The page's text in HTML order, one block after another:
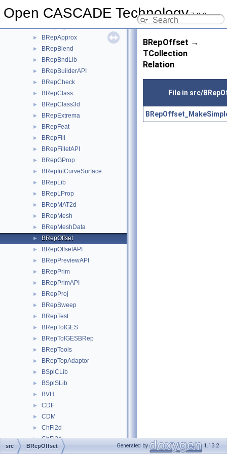
Open CASCADE Technology7.9.0
BRepAlgo
► BRepApprox
► BRepBlend
► BRepBndLib
► BRepBuilderAPI
► BRepCheck
► BRepClass
► BRepClass3d
► BRepExtrema
► BRepFeat
► BRepFill
► BRepFilletAPI
► BRepGProp
► BRepIntCurveSurface
► BRepLib
► BRepLProp
► BRepMAT2d
► BRepMesh
► BRepMeshData
► BRepOffset
► BRepOffsetAPI
► BRepPreviewAPI
► BRepPrim
► BRepPrimAPI
► BRepProj
► BRepSweep
► BRepTest
► BRepToIGES
► BRepToIGESBRep
► BRepTools
► BRepTopAdaptor
► BSplCLib
► BSplSLib
► BVH
► CDF
► CDM
► ChFi2d
► ChFi3d
► ChFiDS
BRepOffset →
TCollection
Relation
File in src/
src BRepOffset Generated by 1.13.2